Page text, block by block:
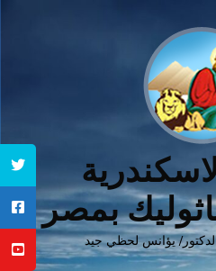
بمصر
يؤانس لحظي جيد